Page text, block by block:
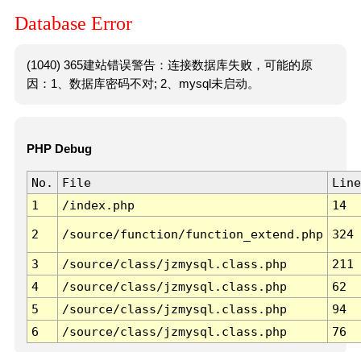
Database Error
(1040) 365建站错误警告：连接数据库失败，可能的原
因：1、数据库密码不对; 2、mysql未启动。
PHP Debug
No. File
Line
1
/index.php 14
2 /source/function/function_extend.php 324
3 /source/class/jzmysql.class.php
211
4
/source/class/jzmysql.class.php
62
5
/source/class/jzmysql.class.php
94
6
/source/class/jzmysql.class.php 76